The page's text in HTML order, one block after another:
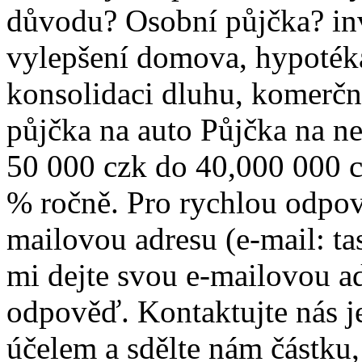
důvodu? ‎Osobní půjčka?
vylepšení domova,
konsolidaci dluhu,
‎půjčka na auto ‎Půjčka na
50 000 czk do 40,000 000
% ročně. ‎Pro rychlou
mailovou adresu (e-mail:
mi dejte svou e-mailovou
odpověď. ‎Kontaktujte nás
účelem a sdělte nám